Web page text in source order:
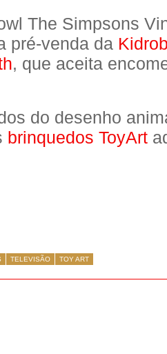
The Simpsons
pré-venda da
, que aceita
do desenho
brinquedos ToyArt
TELEVISÃO TOY ART